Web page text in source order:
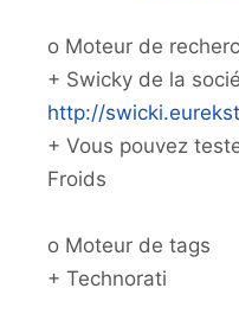
o Moteur de
+ Swicky de la
http://
+ Vous pouvez
Froids
o Moteur de tags
+ Technorati